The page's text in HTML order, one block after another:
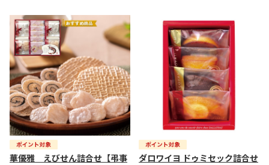
華優雅 えびせん詰合せ【弔事
ダロワイヨ ドゥミセック詰合せ